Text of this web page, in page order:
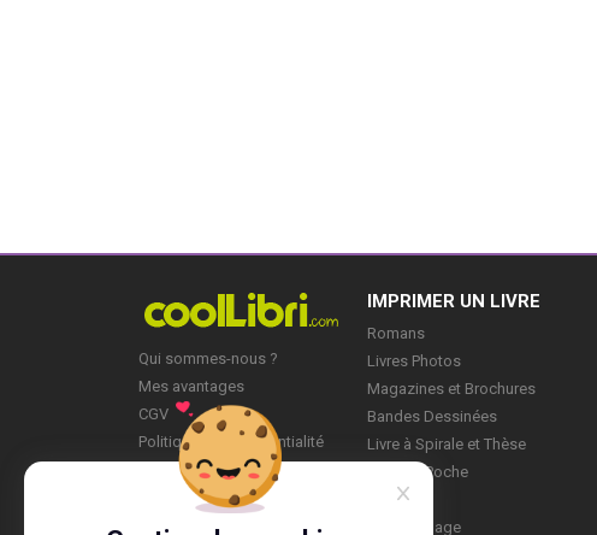
Qui sommes-nous ?
Mes avantages
CGV
Politique de Confidentialité
Mes Projets
Mon profil
IMPRIMER UN LIVRE
Romans
Livres Photos
Magazines et Brochures
Bandes Dessinées
Livre à Spirale et Thèse
Livre de Poche
Marque-page